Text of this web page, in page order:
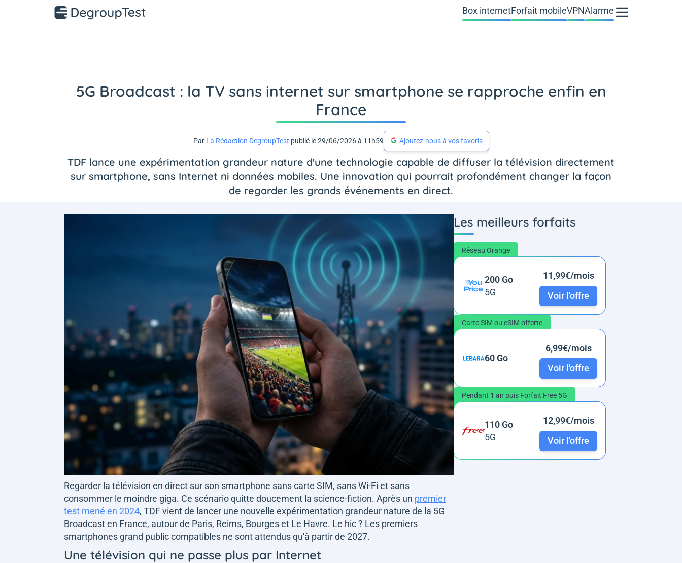
Box internetForfait mobileVPNAlarme
5G Broadcast : la TV sans internet sur smartphone se rapproche enfin en
France
Par La Rédaction DegroupTest publié le 29/06/2026 à 11h59 Ajoutez-nous à vos favoris
TDF lance une expérimentation grandeur nature d'une technologie capable de diffuser la télévision directement
sur smartphone, sans Internet ni données mobiles. Une innovation qui pourrait profondément changer la façon
de regarder les grands événements en direct.
Regarder la télévision en direct sur son smartphone sans carte SIM, sans Wi-Fi et sans
consommer le moindre giga. Ce scénario quitte doucement la science-fiction. Après un premier
test mené en 2024, TDF vient de lancer une nouvelle expérimentation grandeur nature de la 5G
Broadcast en France, autour de Paris, Reims, Bourges et Le Havre. Le hic ? Les premiers
smartphones grand public compatibles ne sont attendus qu'à partir de 2027.
Une télévision qui ne passe plus par Internet
Les meilleurs forfaits
Réseau Orange
200 Go
5G
11,99€/mois
Voir l'offre
Carte SIM ou eSIM offerte
60 Go
6,99€/mois
Voir l'offre
Pendant 1 an puis Forfait Free 5G
110 Go
5G
12,99€/mois
Voir l'offre